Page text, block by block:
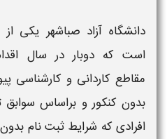
دانشگاه آزاد صباشهر یکی از
است که دوبار در سال
مقاطع کاردانی و کارشناسی
بدون کنکور و براساس
افرادی که شرایط ثبت نام